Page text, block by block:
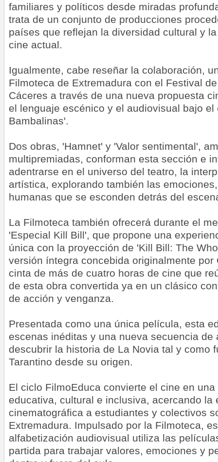
familiares y políticos desde miradas
trata de un conjunto de producciones
países que reflejan la diversidad cultural y
cine actual.
Igualmente, cabe reseñar la colaboración,
Filmoteca de Extremadura con el Festival
Cáceres a través de una nueva propuesta
el lenguaje escénico y el audiovisual bajo el
Bambalinas'.
Dos obras, 'Hamnet' y 'Valor sentimental',
multipremiadas, conforman esta sección e
adentrarse en el universo del teatro, la
artística, explorando también las
humanas que se esconden detrás del
La Filmoteca también ofrecerá durante el
'Especial Kill Bill', que propone una
única con la proyección de 'Kill Bill: The
versión íntegra concebida originalmente por
cinta de más de cuatro horas de cine que
de esta obra convertida ya en un clásico
de acción y venganza.
Presentada como una única película, esta
escenas inéditas y una nueva secuencia de
descubrir la historia de La Novia tal y como
Tarantino desde su origen.
El ciclo FilmoEduca convierte el cine en
educativa, cultural e inclusiva, acercando la
cinematográfica a estudiantes y colectivos
Extremadura. Impulsado por la Filmoteca,
alfabetización audiovisual utiliza las
partida para trabajar valores, emociones y